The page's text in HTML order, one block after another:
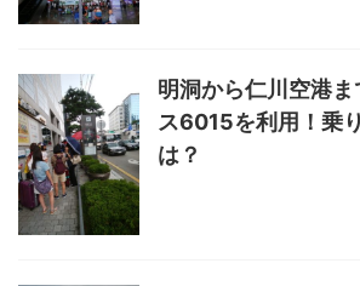
明洞から仁川空港
ス6015を利用！乗
は？